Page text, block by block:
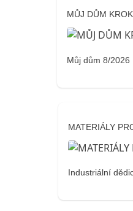
MŮJ DŮM
Můj dům 8/2026
MATERIÁLY
Industriální